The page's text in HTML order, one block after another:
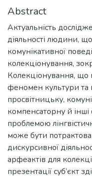
Abstract
Актуальність
діяльності людини,
комунікативної
колекціонування,
Колекціонування, що
феномен культури та
просвітницьку,
компенсаторну й
проблемою
може бути
дискурсивної
арфеактів для
презентації суб’єкт